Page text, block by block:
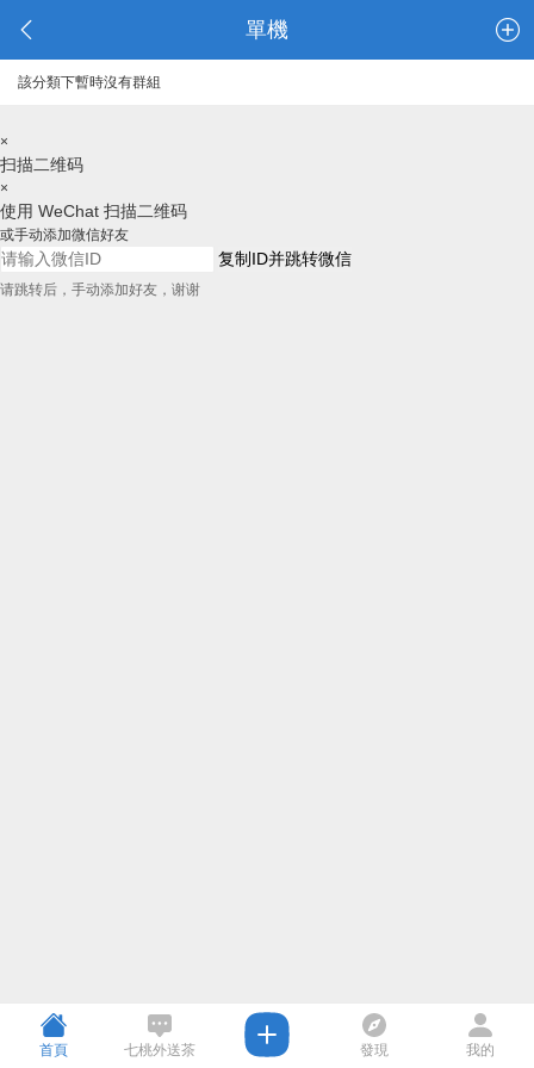
單機
該分類下暫時沒有群組
×
扫描二维码
×
使用 WeChat 扫描二维码
或手动添加微信好友
复制ID并跳转微信
请跳转后，手动添加好友，谢谢
首頁 七桃外送茶 發現 我的